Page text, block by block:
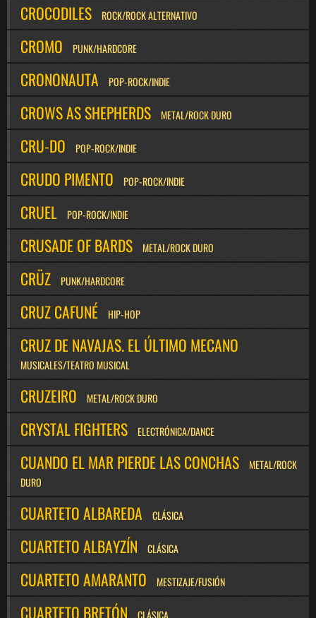
CROCODILES ROCK/ROCK ALTERNATIVO
CROMO PUNK/HARDCORE
CRONONAUTA POP-ROCK/INDIE
CROWS AS SHEPHERDS METAL/ROCK DURO
CRU-DO POP-ROCK/INDIE
CRUDO PIMENTO POP-ROCK/INDIE
CRUEL POP-ROCK/INDIE
CRUSADE OF BARDS METAL/ROCK DURO
CRÜZ PUNK/HARDCORE
CRUZ CAFUNÉ HIP-HOP
CRUZ DE NAVAJAS. EL ÚLTIMO MECANO
MUSICALES/TEATRO MUSICAL
CRUZEIRO METAL/ROCK DURO
CRYSTAL FIGHTERS ELECTRÓNICA/DANCE
CUANDO EL MAR PIERDE LAS CONCHAS
METAL/ROCK
DURO
CUARTETO ALBAREDA CLÁSICA
CUARTETO ALBAYZÍN CLÁSICA
CUARTETO AMARANTO MESTIZAJE/FUSIÓN
CUARTETO BRETÓN CLÁSICA